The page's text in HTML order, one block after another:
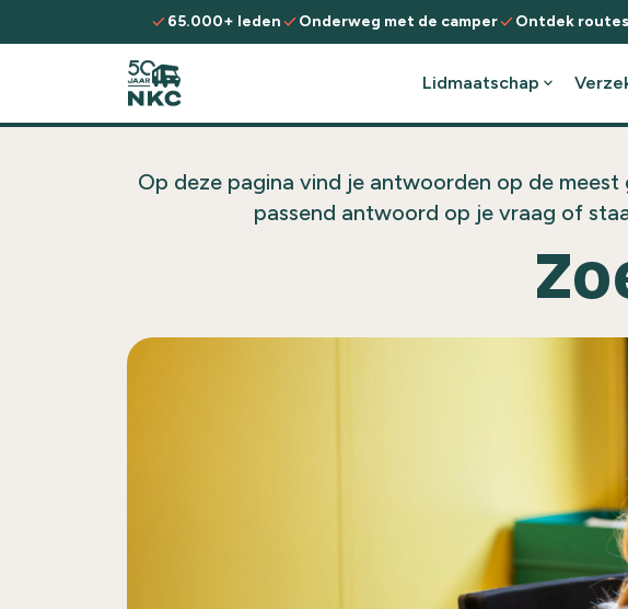
Spring naar de inhoud
check65.000+ ledencheckOnderweg met de campercheckOntdek
Lidmaatschap expand_more
Op deze pagina vind je antwoorden op de
passend antwoord op je vraag of